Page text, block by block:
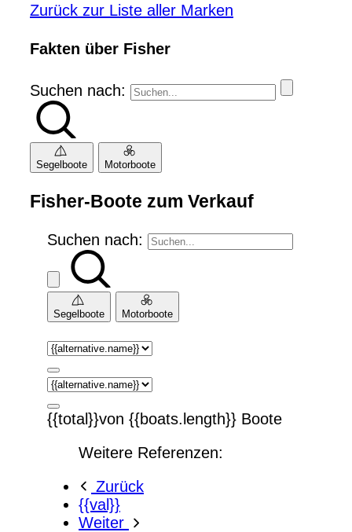
Zurück zur Liste aller Marken
Fakten über Fisher
Suchen nach:
Segelboote Motorboote
Fisher-Boote zum Verkauf
Suchen nach:
Segelboote Motorboote
{{total}}von {{boats.length}} Boote
Weitere Referenzen:
Zurück
{{val}}
Weiter